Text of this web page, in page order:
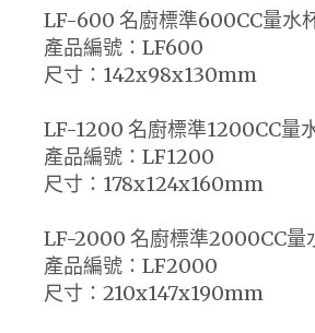
LF-600 名廚標準600CC量水
產品編號：LF600
尺寸：142x98x130mm
LF-1200 名廚標準1200CC量
產品編號：LF1200
尺寸：178x124x160mm
LF-2000 名廚標準2000CC量
產品編號：LF2000
尺寸：210x147x190mm